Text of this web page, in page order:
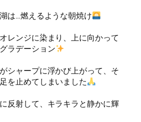
は…燃えるような朝焼け
レンジに染まり、上に向かって
ラデーション
シャープに浮かび上がって、そ
を止めてしまいました
反射して、キラキラと静かに輝